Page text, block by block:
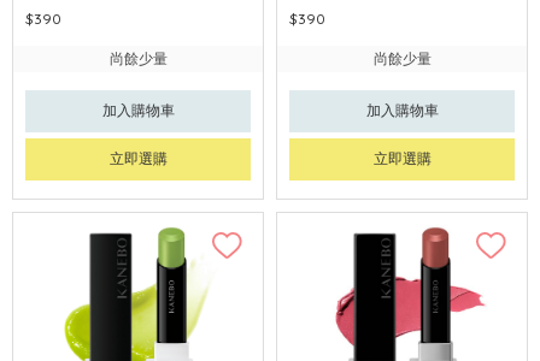
$390
尚餘少量
加入購物車
立即選購
$390
尚餘少量
加入購物車
立即選購